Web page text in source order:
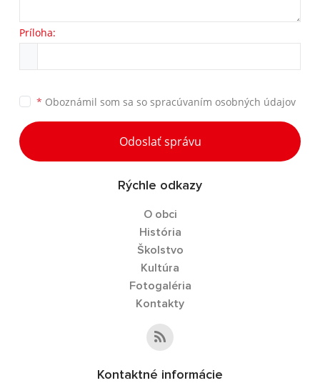
Príloha:
* Oboznámil som sa so spracúvaním osobných údajov
Odoslať správu
Rýchle odkazy
O obci
História
Školstvo
Kultúra
Fotogaléria
Kontakty
Kontaktné informácie